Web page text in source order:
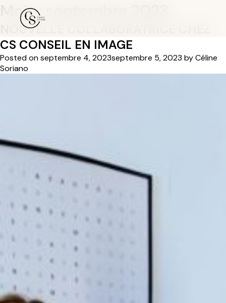
Mois :
NOUVELLE COLLABORATRICE CHEZ
CS CONSEIL EN IMAGE
Posted onseptembre 4, 2023septembre 5, 2023 byCéline
Soriano